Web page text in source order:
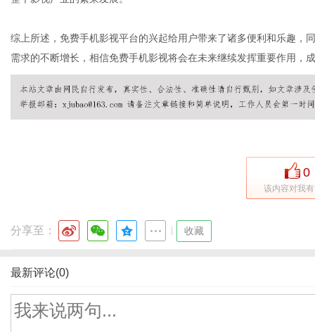
综上所述，免费手机影视平台的兴起给用户带来了诸多便利和乐趣，
需求的不断增长，相信免费手机影视将会在未来继续发挥重要作用，
0
该内容对我
分享至： 收藏
最新评论(0)